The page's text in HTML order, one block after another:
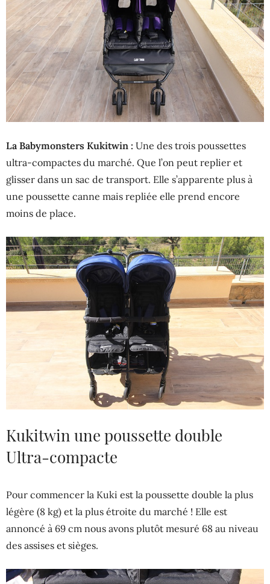
La Babymonsters Kukitwin : Une des trois poussettes
ultra-compactes du marché. Que l’on peut replier et
glisser dans un sac de transport. Elle s’apparente plus à
une poussette canne mais repliée elle prend encore
moins de place.
Kukitwin une poussette double
Ultra-compacte
Pour commencer la Kuki est la poussette double la plus
légère (8 kg) et la plus étroite du marché ! Elle est
annoncé à 69 cm nous avons plutôt mesuré 68 au niveau
des assises et sièges.